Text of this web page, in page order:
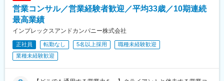
営業コンサル／営業経験者歓迎／平均33歳／10期連続
最高業績
インプレックスアンドカンパニー株式会社
正社員 転勤なし 5名以上採用
職種未経験歓迎
業種未経験歓迎